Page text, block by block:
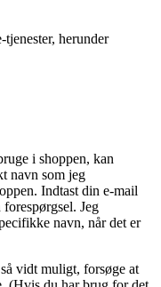
herunder
i shoppen, kan
navn som jeg
Indtast din e-mail
Jeg
navn, når det er
vidt muligt, forsøge at